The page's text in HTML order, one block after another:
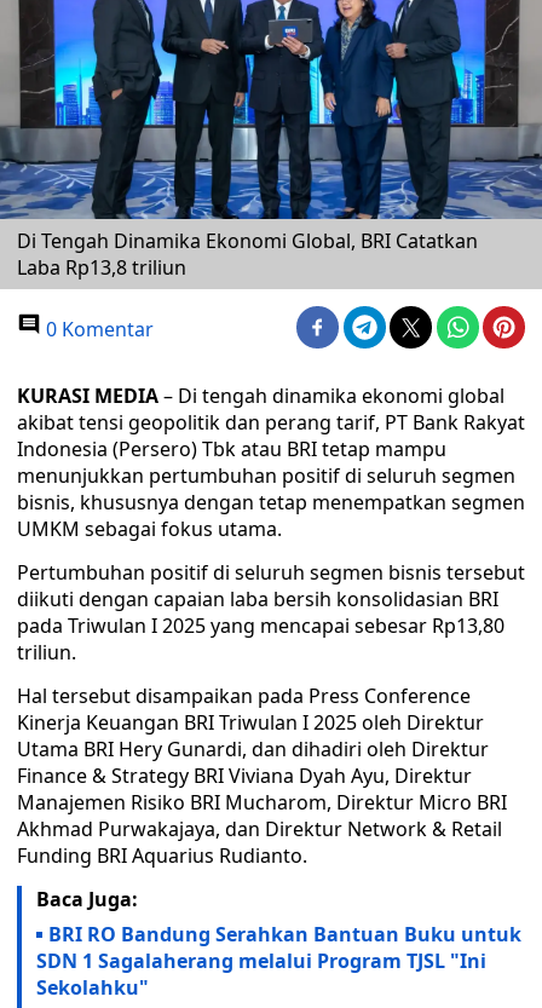
Di Tengah Dinamika Ekonomi Global, BRI Catatkan
Laba Rp13,8 triliun
0 Komentar
KURASI MEDIA– Di tengah dinamika ekonomi global
akibat tensi geopolitik dan perang tarif, PT Bank Rakyat
Indonesia (Persero) Tbk atau BRI tetap mampu
menunjukkan pertumbuhan positif di seluruh segmen
bisnis, khususnya dengan tetap menempatkan segmen
UMKM sebagai fokus utama.
Pertumbuhan positif di seluruh segmen bisnis tersebut
diikuti dengan capaian laba bersih konsolidasian BRI
pada Triwulan I 2025 yang mencapai sebesar Rp13,80
triliun.
Hal tersebut disampaikan pada Press Conference
Kinerja Keuangan BRI Triwulan I 2025 oleh Direktur
Utama BRI Hery Gunardi, dan dihadiri oleh Direktur
Finance & Strategy BRI Viviana Dyah Ayu, Direktur
Manajemen Risiko BRI Mucharom, Direktur Micro BRI
Akhmad Purwakajaya, dan Direktur Network & Retail
Funding BRI Aquarius Rudianto.
Baca Juga:
BRI RO Bandung Serahkan Bantuan Buku untuk
SDN 1 Sagalaherang melalui Program TJSL "Ini
Sekolahku"